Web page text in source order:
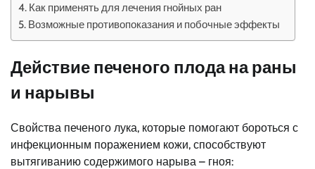
Как применять для лечения гнойных ран
Возможные противопоказания и побочные эффекты
Действие печеного плода на раны
и нарывы
Свойства печеного лука, которые помогают бороться с
инфекционным поражением кожи, способствуют
вытягиванию содержимого нарыва – гноя: